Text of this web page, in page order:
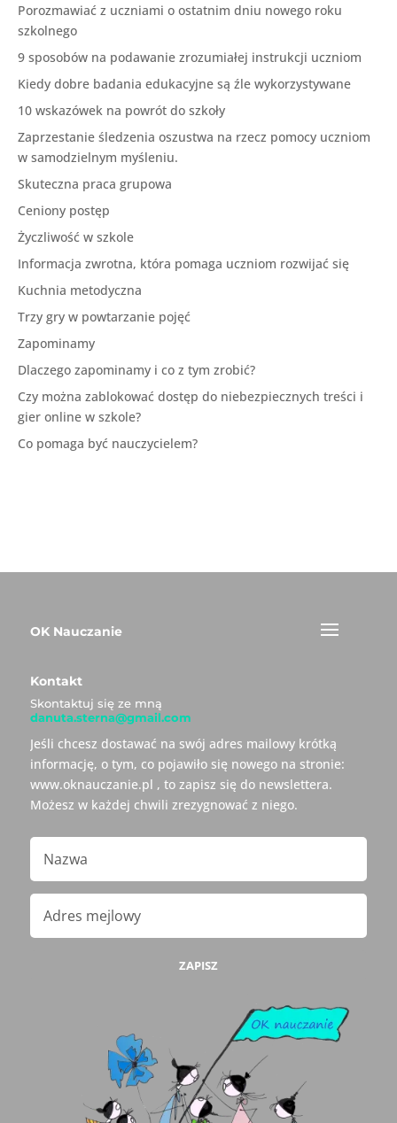
Porozmawiać z uczniami o ostatnim dniu nowego roku
szkolnego
9 sposobów na podawanie zrozumiałej instrukcji uczniom
Kiedy dobre badania edukacyjne są źle wykorzystywane
10 wskazówek na powrót do szkoły
Zaprzestanie śledzenia oszustwa na rzecz pomocy uczniom
w samodzielnym myśleniu.
Skuteczna praca grupowa
Ceniony postęp
Życzliwość w szkole
Informacja zwrotna, która pomaga uczniom rozwijać się
Kuchnia metodyczna
Trzy gry w powtarzanie pojęć
Zapominamy
Dlaczego zapominamy i co z tym zrobić?
Czy można zablokować dostęp do niebezpiecznych treści i
gier online w szkole?
Co pomaga być nauczycielem?
OK Nauczanie
Kontakt
Skontaktuj się ze mną
danuta.sterna@gmail.com
Jeśli chcesz dostawać na swój adres mailowy krótką
informację, o tym, co pojawiło się nowego na stronie:
www.oknauczanie.pl , to zapisz się do newslettera.
Możesz w każdej chwili zrezygnować z niego.
ZAPISZ